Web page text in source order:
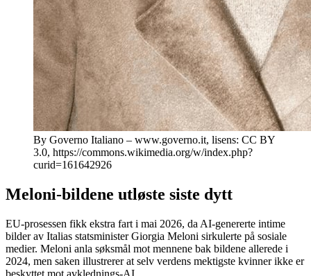
By Governo Italiano – www.governo.it, lisens: CC BY
3.0, https://commons.wikimedia.org/w/index.php?
curid=161642926
Meloni-bildene utløste siste dytt
EU-prosessen fikk ekstra fart i mai 2026, da AI-genererte intime
bilder av Italias statsminister Giorgia Meloni sirkulerte på sosiale
medier. Meloni anla søksmål mot mennene bak bildene allerede i
2024, men saken illustrerer at selv verdens mektigste kvinner ikke er
beskyttet mot avklednings-AI.